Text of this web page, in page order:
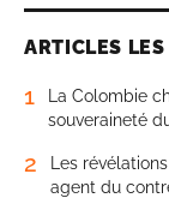
ARTICLES
1
La Colombie
souveraineté
2
Les
agent du